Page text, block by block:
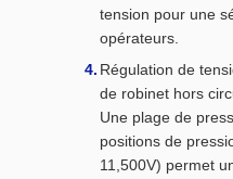
tension pour une
opérateurs.
Régulation de
de robinet hors
Une plage de
positions de
11,500V) permet